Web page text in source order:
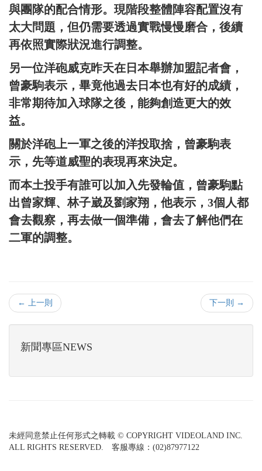
與團隊的配合情形。現階段整體陣容配置沒有
太大問題，但仍需要透過實戰慢慢磨合，後續
再依照實際狀況進行調整。
另一位洋砲威克昨天在日本舉辦加盟記者會，
曾豪駒表示，畢竟他過去日本也有好的成績，
非常期待加入球隊之後，能夠創造更大的效
益。
關於洋砲上一軍之後的洋投取捨，曾豪駒表
示，先等道威聖的表現再來決定。
而本土投手有誰可以加入先發輪值，曾豪駒點
出曾家輝、林子崴及劉家翔，他表示，3個人都
會去觀察，再去做一個準備，會去了解他們在
二軍的調整。
← 上一則 下一則 →
新聞專區NEWS
未經同意禁止任何形式之轉載 © COPYRIGHT VIDEOLAND INC.
ALL RIGHTS RESERVED. 客服專線：(02)87977122